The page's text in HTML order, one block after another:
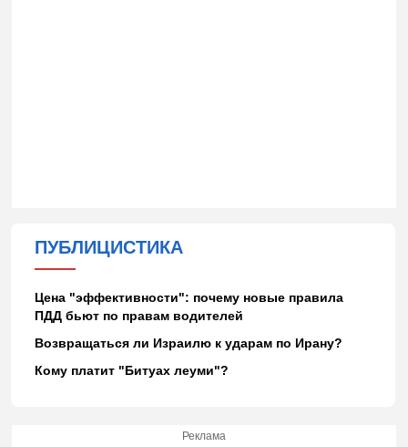
ПУБЛИЦИСТИКА
Цена "эффективности": почему новые правила
ПДД бьют по правам водителей
Возвращаться ли Израилю к ударам по Ирану?
Кому платит "Битуах леуми"?
Реклама